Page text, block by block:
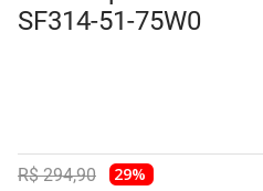
Sony Vaio
Sony Vaio
Caddy para SSD
SF314-51-75W0
R$ 294,90 29%